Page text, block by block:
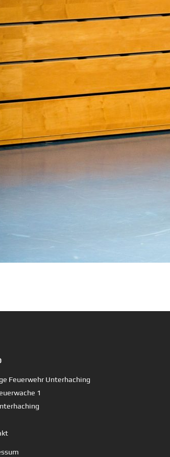
Feuerwehr Unterhaching
1